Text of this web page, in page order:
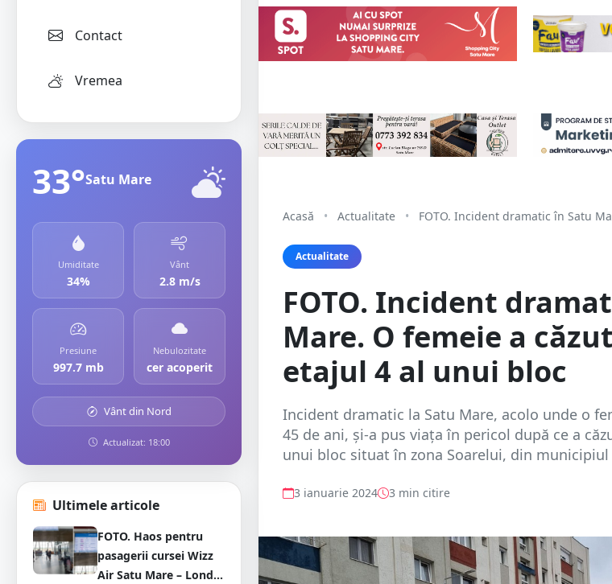
Contact
Vremea
33°Satu Mare
Umiditate
34%
Vânt
2.8 m/s
Presiune
997.7 mb
Nebulozitate
cer acoperit
Vânt din Nord
Actualizat: 18:00
Ultimele articole
FOTO. Haos pentru
pasagerii cursei Wizz
Air Satu Mare – Lond...
Acasă • Actualitate • FOTO. Incident dramatic în Satu
Actualitate
FOTO. Incident
Mare. O femeie a
etajul 4 al unui bloc
Incident dramatic la Satu Mare, acolo unde o
45 de ani, și-a pus viața în pericol după ce a
unui bloc situat în zona Soarelui, din municipiul
3 ianuarie 2024 3 min citire